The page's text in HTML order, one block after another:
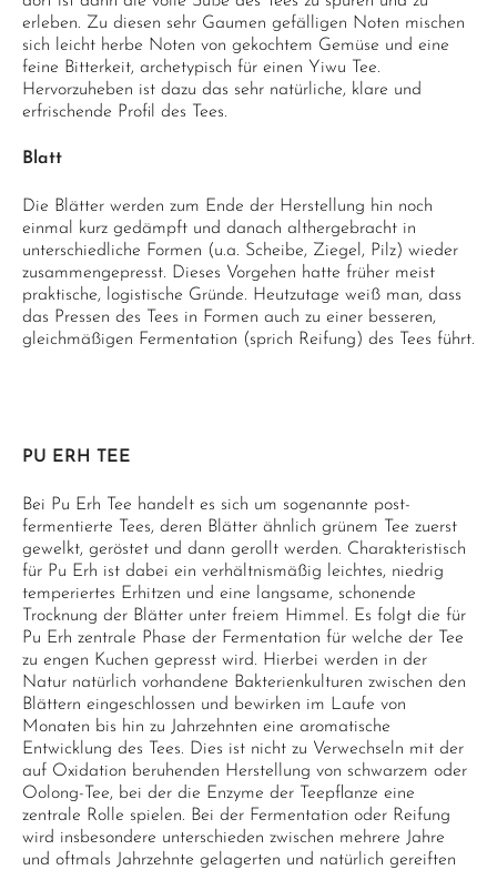
erleben. Zu diesen sehr Gaumen gefälligen Noten mischen
sich leicht herbe Noten von gekochtem Gemüse und eine
feine Bitterkeit, archetypisch für einen Yiwu Tee.
Hervorzuheben ist dazu das sehr natürliche, klare und
erfrischende Profil des Tees.
Blatt
Die Blätter werden zum Ende der Herstellung hin noch
einmal kurz gedämpft und danach althergebracht in
unterschiedliche Formen (u.a. Scheibe, Ziegel, Pilz) wieder
zusammengepresst. Dieses Vorgehen hatte früher meist
praktische, logistische Gründe. Heutzutage weiß man, dass
das Pressen des Tees in Formen auch zu einer besseren,
gleichmäßigen Fermentation (sprich Reifung) des Tees führt.
PU ERH TEE
Bei Pu Erh Tee handelt es sich um sogenannte post-
fermentierte Tees, deren Blätter ähnlich grünem Tee zuerst
gewelkt, geröstet und dann gerollt werden. Charakteristisch
für Pu Erh ist dabei ein verhältnismäßig leichtes, niedrig
temperiertes Erhitzen und eine langsame, schonende
Trocknung der Blätter unter freiem Himmel. Es folgt die für
Pu Erh zentrale Phase der Fermentation für welche der Tee
zu engen Kuchen gepresst wird. Hierbei werden in der
Natur natürlich vorhandene Bakterienkulturen zwischen den
Blättern eingeschlossen und bewirken im Laufe von
Monaten bis hin zu Jahrzehnten eine aromatische
Entwicklung des Tees. Dies ist nicht zu Verwechseln mit der
auf Oxidation beruhenden Herstellung von schwarzem oder
Oolong-Tee, bei der die Enzyme der Teepflanze eine
zentrale Rolle spielen. Bei der Fermentation oder Reifung
wird insbesondere unterschieden zwischen mehrere Jahre
und oftmals Jahrzehnte gelagerten und natürlich gereiften